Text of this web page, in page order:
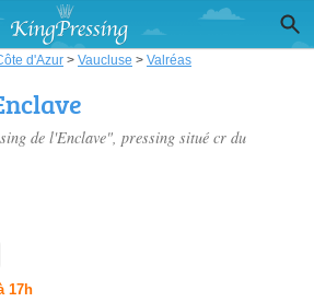
d'Azur > Vaucluse > Valréas
de l'Enclave", pressing situé cr du
17h